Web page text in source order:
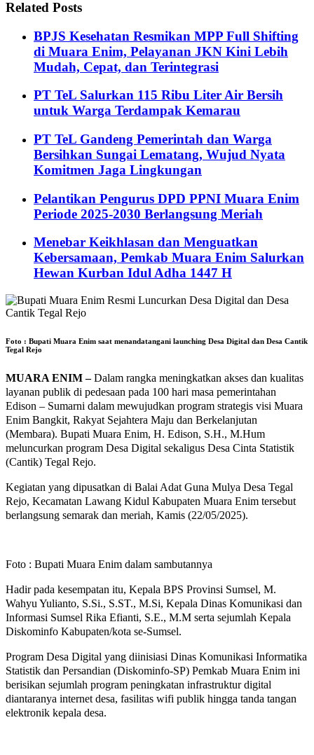
Related Posts
BPJS Kesehatan Resmikan MPP Full Shifting
di Muara Enim, Pelayanan JKN Kini Lebih
Mudah, Cepat, dan Terintegrasi
PT TeL Salurkan 115 Ribu Liter Air Bersih
untuk Warga Terdampak Kemarau
PT TeL Gandeng Pemerintah dan Warga
Bersihkan Sungai Lematang, Wujud Nyata
Komitmen Jaga Lingkungan
Pelantikan Pengurus DPD PPNI Muara Enim
Periode 2025-2030 Berlangsung Meriah
Menebar Keikhlasan dan Menguatkan
Kebersamaan, Pemkab Muara Enim Salurkan
Hewan Kurban Idul Adha 1447 H
Foto : Bupati Muara Enim saat menandatangani launching Desa Digital dan Desa Cantik
Tegal Rejo
MUARA ENIM –Dalam rangka meningkatkan akses dan kualitas
layanan publik di pedesaan pada 100 hari masa pemerintahan
Edison – Sumarni dalam mewujudkan program strategis visi Muara
Enim Bangkit, Rakyat Sejahtera Maju dan Berkelanjutan
(Membara). Bupati Muara Enim, H. Edison, S.H., M.Hum
meluncurkan program Desa Digital sekaligus Desa Cinta Statistik
(Cantik) Tegal Rejo.
Kegiatan yang dipusatkan di Balai Adat Guna Mulya Desa Tegal
Rejo, Kecamatan Lawang Kidul Kabupaten Muara Enim tersebut
berlangsung semarak dan meriah, Kamis (22/05/2025).
Foto : Bupati Muara Enim dalam sambutannya
Hadir pada kesempatan itu, Kepala BPS Provinsi Sumsel, M.
Wahyu Yulianto, S.Si., S.ST., M.Si, Kepala Dinas Komunikasi dan
Informasi Sumsel Rika Efianti, S.E., M.M serta sejumlah Kepala
Diskominfo Kabupaten/kota se-Sumsel.
Program Desa Digital yang diinisiasi Dinas Komunikasi Informatika
Statistik dan Persandian (Diskominfo-SP) Pemkab Muara Enim ini
berisikan sejumlah program peningkatan infrastruktur digital
diantaranya internet desa, fasilitas wifi publik hingga tanda tangan
elektronik kepala desa.